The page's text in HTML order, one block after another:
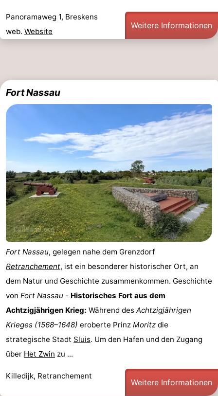
Panoramaweg 1, Breskens
web. Website
Weitere Informationen
Fort Nassau
Fort Nassau, gelegen nahe dem Grenzdorf
Retranchement, ist ein besonderer historischer Ort, an
dem Natur und Geschichte zusammenkommen. Geschichte
von Fort Nassau - Historisches Fort aus dem
Achtzigjährigen Krieg: Während des Achtzigjährigen
Krieges (1568–1648) eroberte Prinz Moritz die
strategische Stadt Sluis. Um den Hafen und den Zugang
über Het Zwin zu ...
Killedijk, Retranchement
Weitere Informationen